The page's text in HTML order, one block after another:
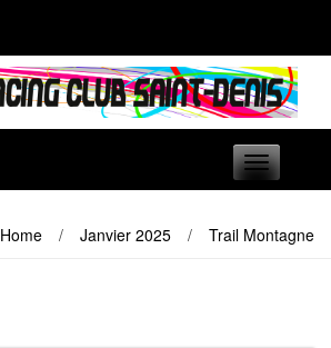
Basculer
navigation
Home / Janvier 2025 / Trail Montagne